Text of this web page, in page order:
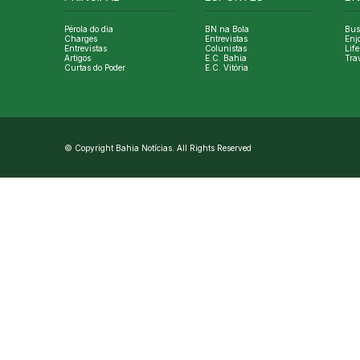
Pérola do dia
Charges
Entrevistas
Artigos
Curtas do Poder
BN na Bola
Entrevistas
Colunistas
E.C. Bahia
E.C. Vitória
© Copyright Bahia Notícias. All Rights Reserved